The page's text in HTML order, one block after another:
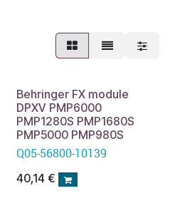
Behringer FX module
DPXV PMP6000
PMP1280S PMP1680S
PMP5000 PMP980S
Q05-56800-10139
40,14 €